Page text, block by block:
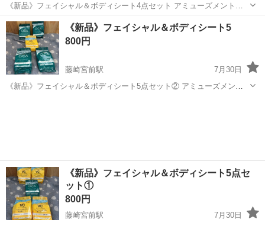
《新品》フェイシャル＆ボディシート4点セット アミューズメントに
て 獲得時の割れ、 パッケージに破損等があるかもしれません。 ご理
解いただける方のみお願い致します。 お取引のお日にちや、時間はご
相談下さい。 どうぞ、よ...
熊本 熊本市 藤崎宮前駅 フェイスケア フェイシャル
《新品》フェイシャル＆ボディシート5
800円
藤崎宮前駅
7月30日
《新品》フェイシャル＆ボディシート5点セット② アミューズメント
《新品》フェイシャル＆ボディシート5点セ
ット①
800円
藤崎宮前駅
7月30日